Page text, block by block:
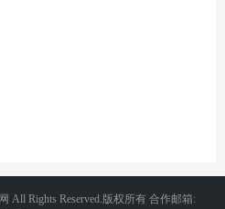
All Rights Reserved.版权所有 合作邮箱: